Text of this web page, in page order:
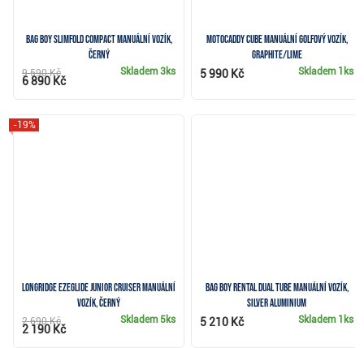
Bag Boy Slimfold Compact manuální vozík,
černý
Skladem3ks
9 590 Kč
6 890 Kč
Motocaddy CUBE manuální golfový vozík,
graphite/lime
Skladem 1ks
5 990 Kč
Longridge Ezeglide Junior Cruiser manuální
vozík, černý
-19%
Skladem 5ks
2 690 Kč
2 190 Kč
Bag Boy Rental Dual Tube manuální vozík,
silver aluminium
Skladem 1ks
5 210 Kč